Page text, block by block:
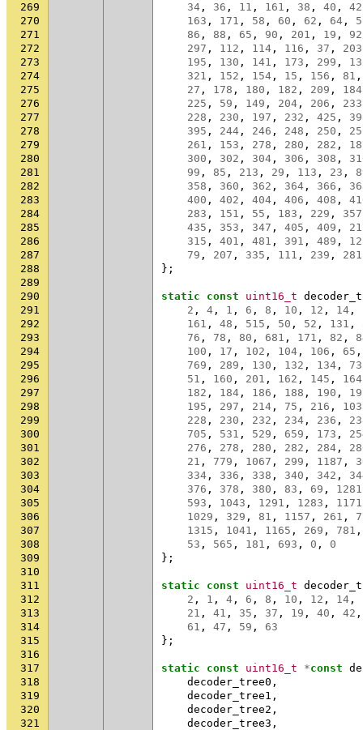
269
34 , 36 , 11 , 161 , 38 , 40 , 42
270
163 , 171 , 58 , 60 , 62 , 64 , 5
271
86 , 88 , 65 , 90 , 201 , 19 , 92
272
297 , 112 , 114 , 116 , 37 , 203
273
195 , 130 , 141 , 173 , 299 ,
274
321 , 152 , 154 , 15 , 156 , 81 ,
275
27 , 178 , 180 , 182 , 209 , 184
276
225 , 59 , 149 , 204 , 206 , 233
277
228 , 230 , 197 , 232 , 425 ,
278
395 , 244 , 246 , 248 , 250 ,
279
261 , 153 , 278 , 280 , 282 ,
280
300 , 302 , 304 , 306 , 308 ,
281
99 , 85 , 213 , 29 , 113 , 23 ,
282
358 , 360 , 362 , 364 , 366 ,
283
400 , 402 , 404 , 406 , 408 ,
284
283 , 151 , 55 , 183 , 229 , 357
285
435 , 353 , 347 , 405 , 409 ,
286
315 , 401 , 481 , 391 , 489 ,
287
79 , 207 , 335 , 111 , 239 , 281
288
};
289
290
static const uint16_t
291
2 , 4 , 1 , 6 , 8 , 10 , 12 , 14 ,
292
161 , 48 , 515 , 50 , 52 , 131 ,
293
76 , 78 , 80 , 681 , 171 , 82 ,
294
100 , 17 , 102 , 104 , 106 , 65 ,
295
769 , 289 , 130 , 132 , 134 , 73
296
51 , 160 , 201 , 162 , 145 , 164
297
182 , 184 , 186 , 188 , 190 ,
298
195 , 297 , 214 , 75 , 216 ,
299
228 , 230 , 232 , 234 , 236 ,
300
705 , 531 , 529 , 659 , 173 ,
301
276 , 278 , 280 , 282 , 284 ,
302
21 , 779 , 1067 , 299 , 1187 ,
303
334 , 336 , 338 , 340 , 342 ,
304
376 , 378 , 380 , 83 , 69 , 1281
305
593 , 1043 , 1291 , 1283 , 1171
306
1029 , 329 , 81 , 1157 , 261 ,
307
1315 , 1041 , 1165 , 269 , 781 ,
308
53 , 565 , 181 , 693 , 0 ,
0
309
};
310
311
static const uint16_t
312
2 , 1 , 4 , 6 , 8 , 10 , 12 , 14 ,
313
21 , 41 , 35 , 37 , 19 , 40 , 42 ,
314
61 , 47 , 59 ,
63
315
};
316
317
static const uint16_t *const
318
decoder_tree0 ,
319
decoder_tree1 ,
320
decoder_tree2 ,
321
decoder_tree3 ,